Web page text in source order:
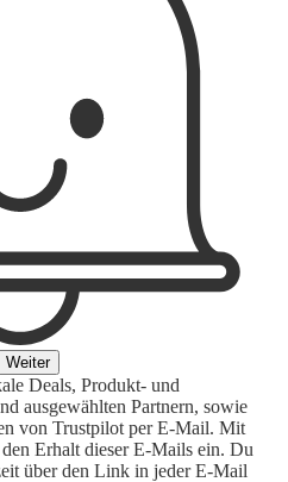
Weiter
Deals, Produkt- und
ausgewählten Partnern, sowie
von Trustpilot per E-Mail. Mit
Erhalt dieser E-Mails ein. Du
über den Link in jeder E-Mail